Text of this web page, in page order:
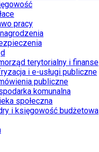
pracy
terytorialny i finanse
i e-usługi publiczne
publiczne
komunalna
społeczna
i księgowość budżetowa